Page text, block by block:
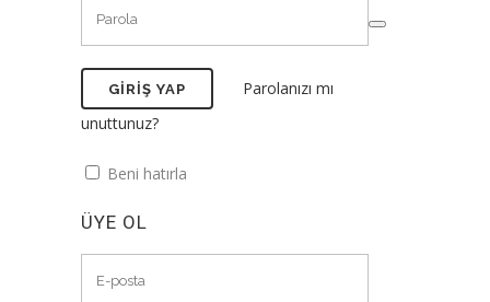
Parolanızı mı
unuttunuz?
Beni hatırla
ÜYE OL